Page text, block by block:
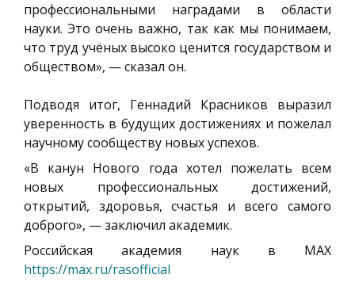
профессиональными наградами в области
науки. Это очень важно, так как мы понимаем,
что труд учёных высоко ценится государством и
обществом», — сказал он.
Подводя итог, Геннадий Красников выразил
уверенность в будущих достижениях и пожелал
научному сообществу новых успехов.
«В канун Нового года хотел пожелать всем
новых профессиональных достижений,
открытий, здоровья, счастья и всего самого
доброго», — заключил академик.
Российская академия наук в MAX
https://max.ru/rasofficial